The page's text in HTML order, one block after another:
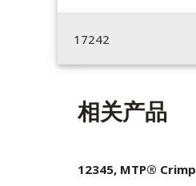
17242
相关产品
12345, MTP® Crimp